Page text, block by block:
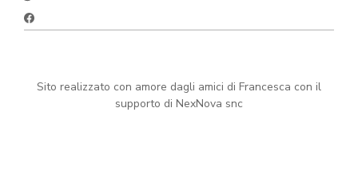
Sito realizzato con amore dagli amici di Francesca con il
supporto di NexNova snc